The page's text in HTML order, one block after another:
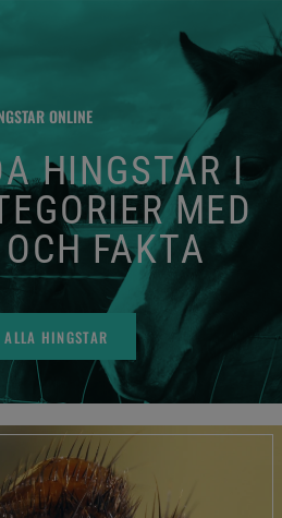
ONLINE
HINGSTAR I
MED
FAKTA
HINGSTAR